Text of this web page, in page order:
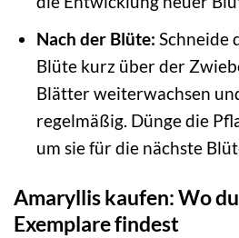
Nach der Blüte: Schneide
Blüte kurz über der
Blätter weiterwachsen
regelmäßig. Dünge die
um sie für die nächste
Amaryllis kaufen: Wo
Exemplare findest